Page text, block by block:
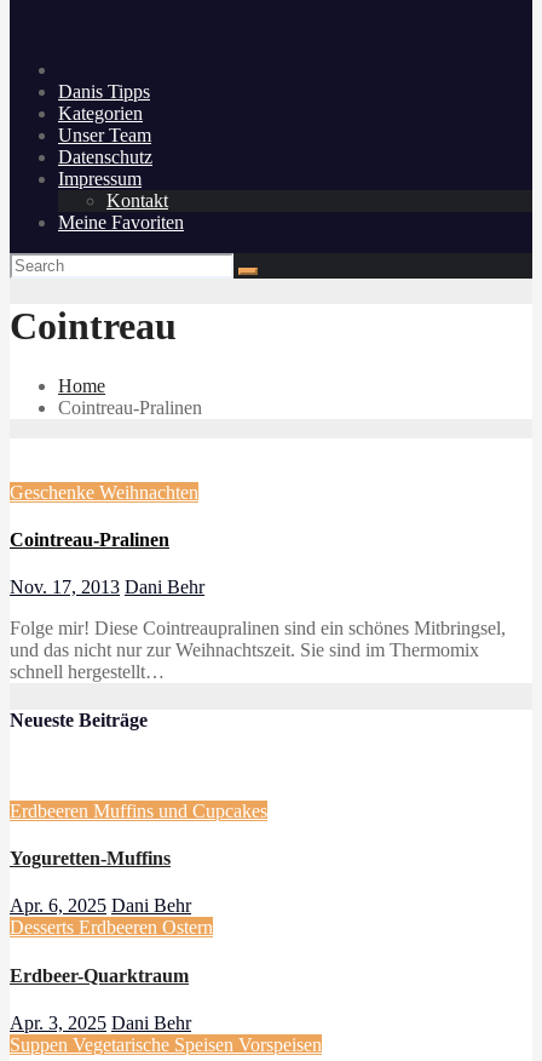
Danis Tipps
Kategorien
Unser Team
Datenschutz
Impressum
Kontakt
Meine Favoriten
Cointreau
Home
Cointreau-Pralinen
Geschenke Weihnachten
Cointreau-Pralinen
Nov. 17, 2013 Dani Behr
Folge mir! Diese Cointreaupralinen sind ein schönes Mitbringsel,
und das nicht nur zur Weihnachtszeit. Sie sind im Thermomix
schnell hergestellt…
Neueste Beiträge
Erdbeeren Muffins und Cupcakes
Yoguretten-Muffins
Apr. 6, 2025 Dani Behr
Desserts Erdbeeren Ostern
Erdbeer-Quarktraum
Apr. 3, 2025 Dani Behr
Suppen Vegetarische Speisen Vorspeisen